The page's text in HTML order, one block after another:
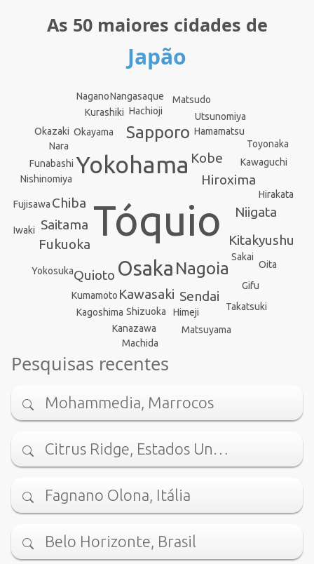
As 50 maiores cidades de
Japão
Tóquio
Yokohama
Osaka Nagoia
Sapporo
Kobe
Quioto
Fukuoka
Kawasaki
Saitama
Hiroxima
Sendai
Kitakyushu
Chiba
Niigata
Hamamatsu
Sakai
Shizuoka
Kumamoto
Okayama
Hachioji
Funabashi
Kagoshima Himeji
Matsudo
Nishinomiya
Kawaguchi
Kanazawa
Utsunomiya
Oita
Matsuyama
Kurashiki
Yokosuka
Nangasaque
Hirakata
Machida
Gifu
Fujisawa
Toyonaka
Nara
Nagano
Iwaki
Takatsuki
Okazaki
Pesquisas recentes
Mohammedia, Marrocos
Citrus Ridge, Estados Un…
Fagnano Olona, Itália
Belo Horizonte, Brasil